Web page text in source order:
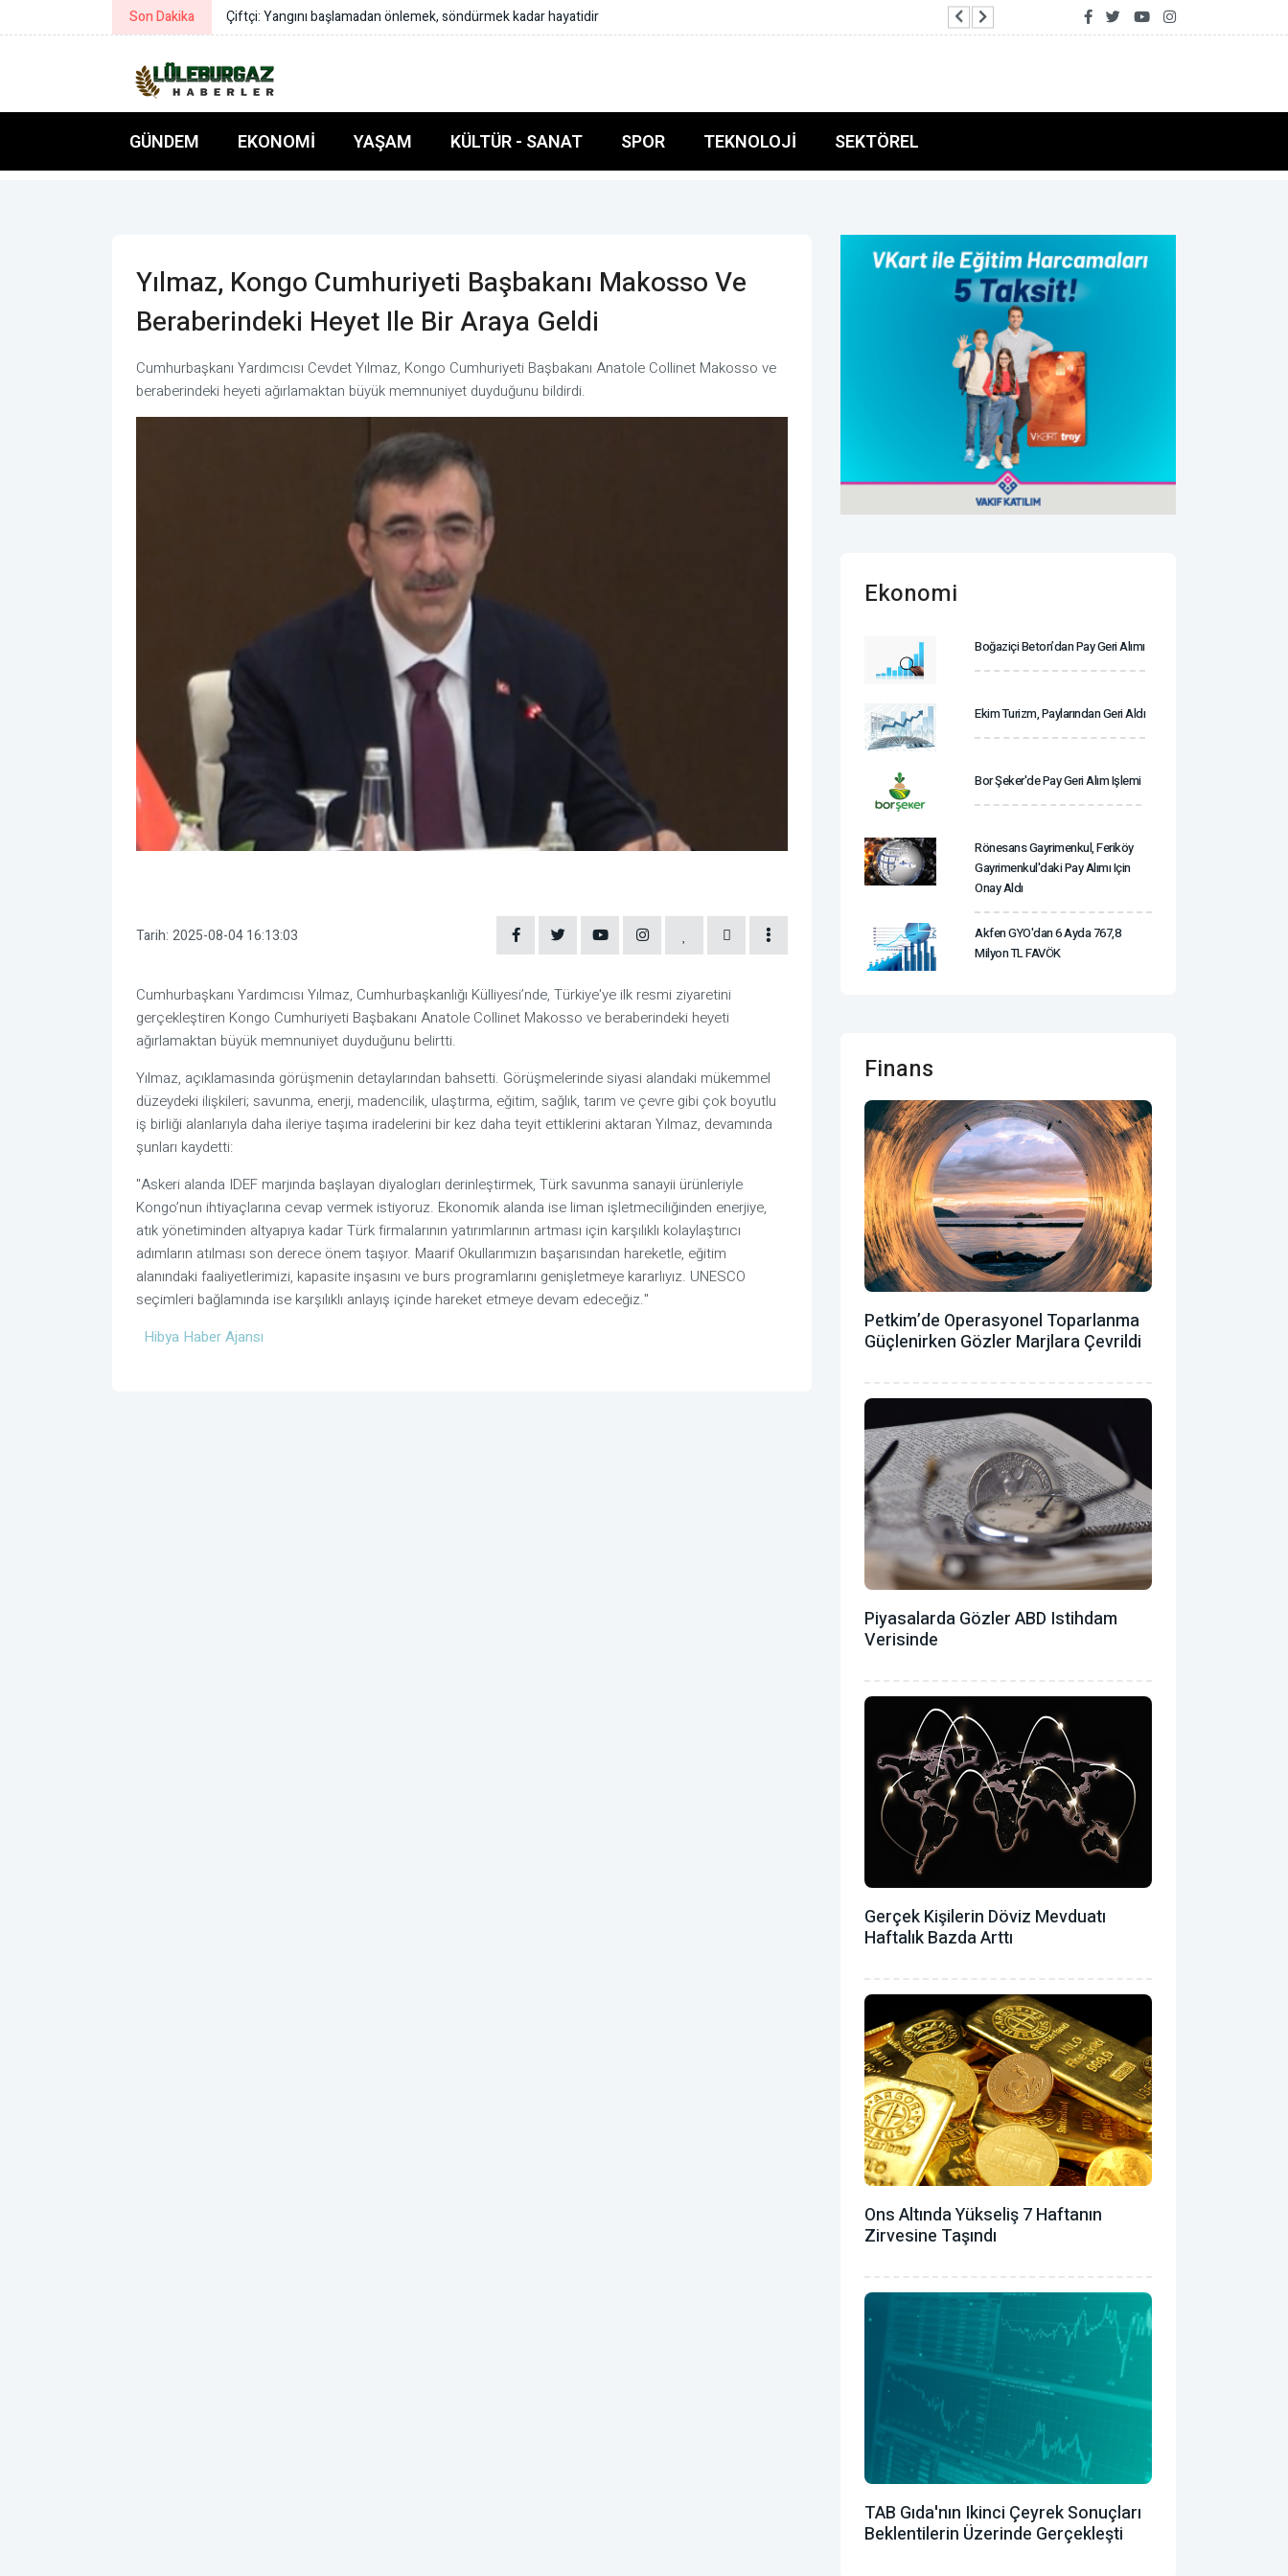
Son Dakika Canbolat, Türkiye Şoförler ve Otomobilciler Federasyonu Başkanı Yiğiner ile görüştü Göktaş: Vatandaşlarımızın yaşam kalitelerini
GÜNDEM EKONOMI YAŞAM KÜLTÜR - SANAT SPOR TEKNOLOJI SEKTÖREL
Yılmaz, Kongo Cumhuriyeti Başbakanı Makosso Ve
Beraberindeki Heyet Ile Bir Araya Geldi
Cumhurbaşkanı Yardımcısı Cevdet Yılmaz, Kongo Cumhuriyeti Başbakanı Anatole Collinet Makosso ve
beraberindeki heyeti ağırlamaktan büyük memnuniyet duyduğunu bildirdi.
Tarih: 2025-08-04 16:13:03
Cumhurbaşkanı Yardımcısı Yılmaz, Cumhurbaşkanlığı Külliyesi’nde, Türkiye'ye ilk resmi ziyaretini
gerçekleştiren Kongo Cumhuriyeti Başbakanı Anatole Collinet Makosso ve beraberindeki heyeti
ağırlamaktan büyük memnuniyet duyduğunu belirtti.
Yılmaz, açıklamasında görüşmenin detaylarından bahsetti. Görüşmelerinde siyasi alandaki mükemmel
düzeydeki ilişkileri; savunma, enerji, madencilik, ulaştırma, eğitim, sağlık, tarım ve çevre gibi çok boyutlu
iş birliği alanlarıyla daha ileriye taşıma iradelerini bir kez daha teyit ettiklerini aktaran Yılmaz, devamında
şunları kaydetti:
"Askeri alanda IDEF marjında başlayan diyalogları derinleştirmek, Türk savunma sanayii ürünleriyle
Kongo’nun ihtiyaçlarına cevap vermek istiyoruz. Ekonomik alanda ise liman işletmeciliğinden enerjiye,
atık yönetiminden altyapıya kadar Türk firmalarının yatırımlarının artması için karşılıklı kolaylaştırıcı
adımların atılması son derece önem taşıyor. Maarif Okullarımızın başarısından hareketle, eğitim
alanındaki faaliyetlerimizi, kapasite inşasını ve burs programlarını genişletmeye kararlıyız. UNESCO
seçimleri bağlamında ise karşılıklı anlayış içinde hareket etmeye devam edeceğiz."
Hibya Haber Ajansı
Ekonomi
Boğaziçi Beton’dan Pay Geri Alımı
Ekim Turizm, Paylarından Geri Aldı
Bor Şeker'de Pay Geri Alım Işlemi
Rönesans Gayrimenkul, Feriköy
Gayrimenkul'daki Pay Alımı Için
Onay Aldı
Akfen GYO'dan 6 Ayda 767,8
Milyon TL FAVÖK
Finans
Petkim’de Operasyonel Toparlanma
Güçlenirken Gözler Marjlara Çevrildi
Piyasalarda Gözler ABD Istihdam
Verisinde
Gerçek Kişilerin Döviz Mevduatı
Haftalık Bazda Arttı
Ons Altında Yükseliş 7 Haftanın
Zirvesine Taşındı
TAB Gıda'nın Ikinci Çeyrek Sonuçları
Beklentilerin Üzerinde Gerçekleşti